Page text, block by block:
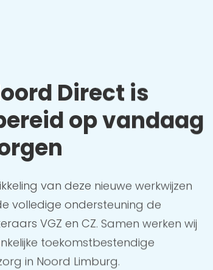
Direct is
op vandaag
van deze nieuwe werkwijzen
volledige ondersteuning de
VGZ en CZ. Samen werken wij
toekomstbestendige
in Noord Limburg.